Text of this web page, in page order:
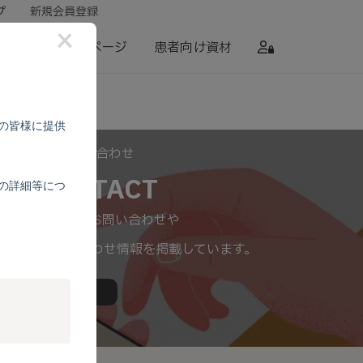
新規会員登録
特設ページ 患者向け資材
お問い合わせ
CONTACT
製品に関するお問い合わせや
関するお問い合わせ情報を掲載しています。
×
皆様に提供
詳細等につ